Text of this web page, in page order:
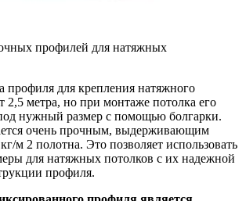
профилей для натяжных
профиля для крепления натяжного
2,5 метра, но при монтаже потолка его
нужный размер с помощью болгарки.
очень прочным, выдерживающим
м 2 полотна. Это позволяет использовать
для натяжных потолков с их надежной
профиля.